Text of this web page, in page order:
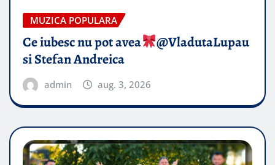
MUZICA POPULARA
Ce iubesc nu pot avea
​@VladutaLupau
si Stefan Andreica
admin aug. 3, 2026